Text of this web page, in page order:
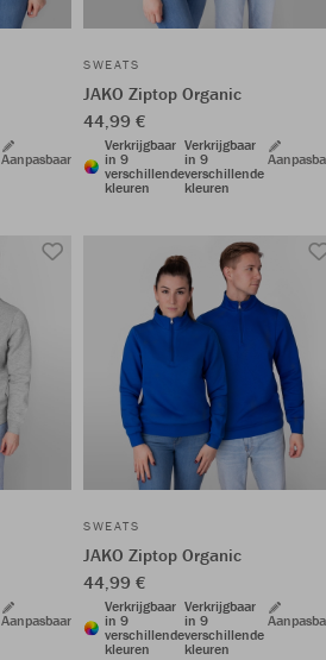
Aanpasbaar
SWEATS
JAKO Ziptop Organic
44,99 €
Verkrijgbaar
in 9
verschillende
kleuren
Verkrijgbaar
in 9
verschillende
kleuren
Aanpasbaar
SWEATS
JAKO Ziptop Organic
44,99 €
Verkrijgbaar
in 9
verschillende
kleuren
Verkrijgbaar
in 9
verschillende
kleuren